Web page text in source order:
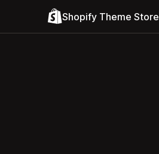
Shopify Theme Store